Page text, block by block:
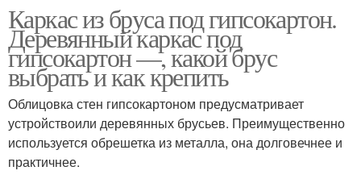
Каркас из бруса под гипсокартон.
Деревянный каркас под
гипсокартон —, какой брус
выбрать и как крепить
Облицовка стен гипсокартоном предусматривает
устройствоили деревянных брусьев. Преимущественно
используется обрешетка из металла, она долговечнее и
практичнее.